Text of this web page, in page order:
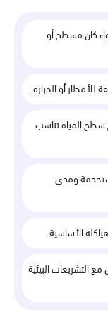
كان مسطح أو
أو الحرارة.
سطح المياه تناسب
ومدى
الأساسية.
التشريعات البيئية